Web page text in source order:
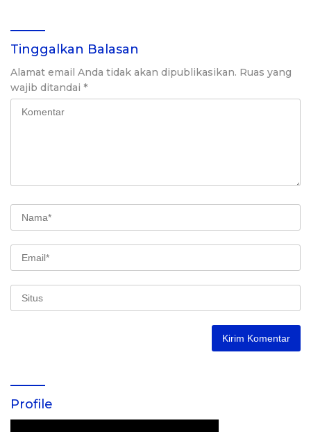
Tinggalkan Balasan
Alamat email Anda tidak akan dipublikasikan. Ruas yang
wajib ditandai *
Profile